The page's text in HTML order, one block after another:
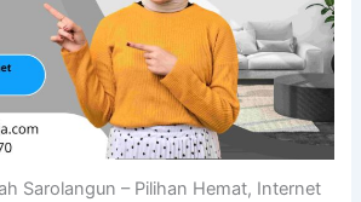
Sarolangun – Pilihan Hemat, Internet